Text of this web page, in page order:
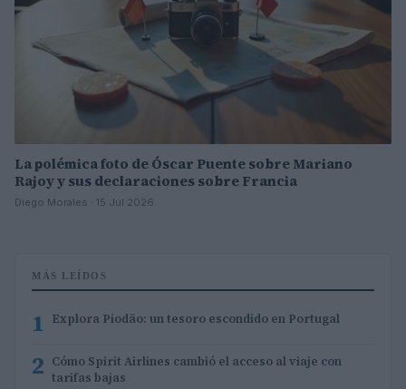
La polémica foto de Óscar Puente sobre Mariano
Rajoy y sus declaraciones sobre Francia
Diego Morales · 15 Jul 2026
MÁS LEÍDOS
1 Explora Piodão: un tesoro escondido en Portugal
2 Cómo Spirit Airlines cambió el acceso al viaje con
tarifas bajas